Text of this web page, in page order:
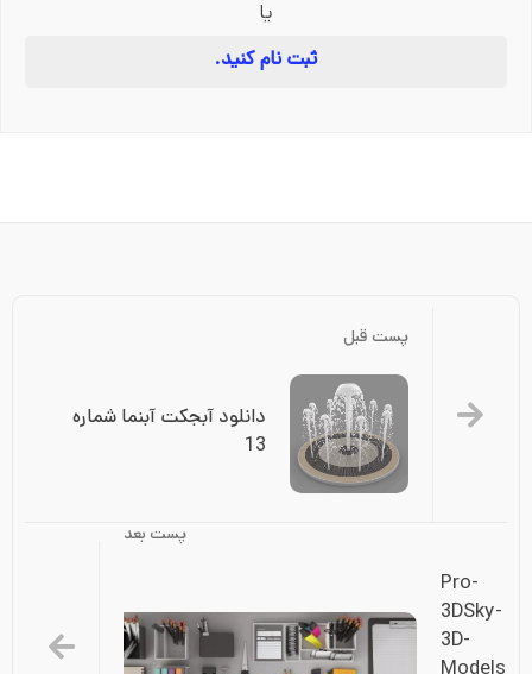
یا
ثبت نام کنید.
پست قبل
13
پست بعد
Pro-
3DSky-
3D-